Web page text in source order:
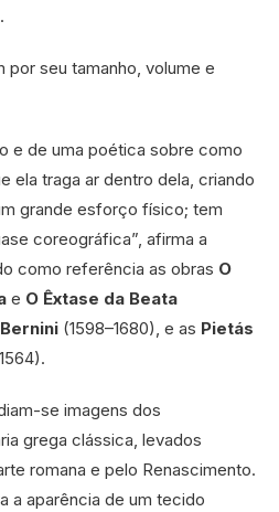
.
por seu tamanho, volume e
e de uma poética sobre como
ela traga ar dentro dela, criando
grande esforço físico; tem
coreográfica”, afirma a
como referência as obras O
e O Êxtase da Beata
Bernini (1598–1680), e as Pietás
se imagens dos
grega clássica, levados
romana e pelo Renascimento.
a aparência de um tecido